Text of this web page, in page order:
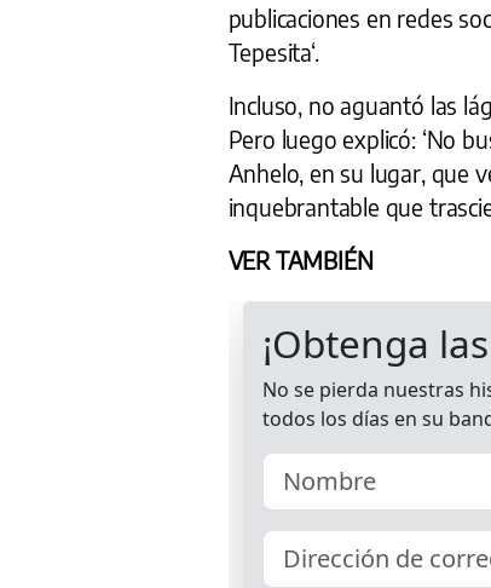
publicaciones en redes
Tepesita‘.
Incluso, no aguantó las
Pero luego explicó: ‘No
Anhelo, en su lugar, que
inquebrantable que
VER TAMBIÉN